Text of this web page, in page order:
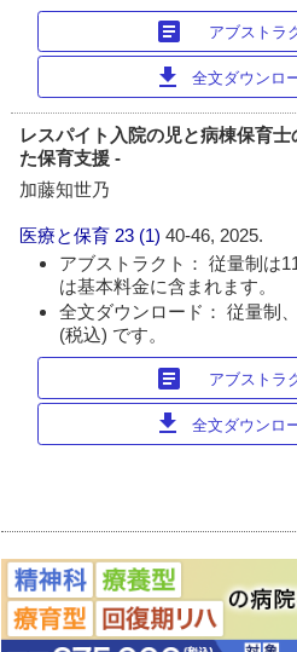
article アブストラ
download 全文ダウンロ
レスパイト入院の児と病棟保育
た保育支援 -
加藤知世乃
医療と保育 23 (1)40-46, 2025.
アブストラクト： 従量制は
は基本料金に含まれます。
全文ダウンロード： 従量制
(税込) です。
article アブストラ
download 全文ダウンロ